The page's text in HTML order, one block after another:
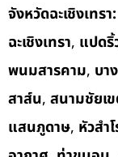
จังหวัดฉะเชิงเทรา:
ฉะเชิงเทรา, แปดริ้
พนมสารคาม, บา
สาส์น, สนามชัยเ
แสนภูดาษ, หัวสำ